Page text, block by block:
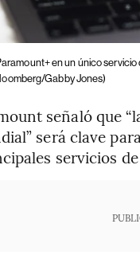
en un único
Gabby Jones)
señaló que
será clave
servicios